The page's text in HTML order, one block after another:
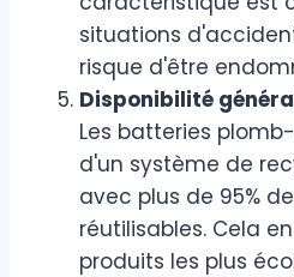
situations
risque d'être
Disponibilité
Les batteries
d'un système de
avec plus de 95%
réutilisables. Cela
produits les plus